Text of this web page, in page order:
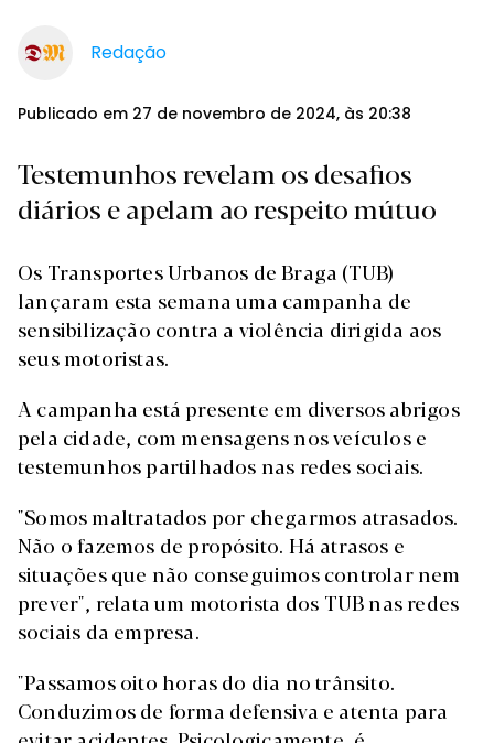
Redação
Publicado em 27 de novembro de 2024, às 20:38
Testemunhos revelam os desafios
diários e apelam ao respeito mútuo
Os Transportes Urbanos de Braga (TUB)
lançaram esta semana uma campanha de
sensibilização contra a violência dirigida aos
seus motoristas.
A campanha está presente em diversos abrigos
pela cidade, com mensagens nos veículos e
testemunhos partilhados nas redes sociais.
"Somos maltratados por chegarmos atrasados.
Não o fazemos de propósito. Há atrasos e
situações que não conseguimos controlar nem
prever", relata um motorista dos TUB nas redes
sociais da empresa.
"Passamos oito horas do dia no trânsito.
Conduzimos de forma defensiva e atenta para